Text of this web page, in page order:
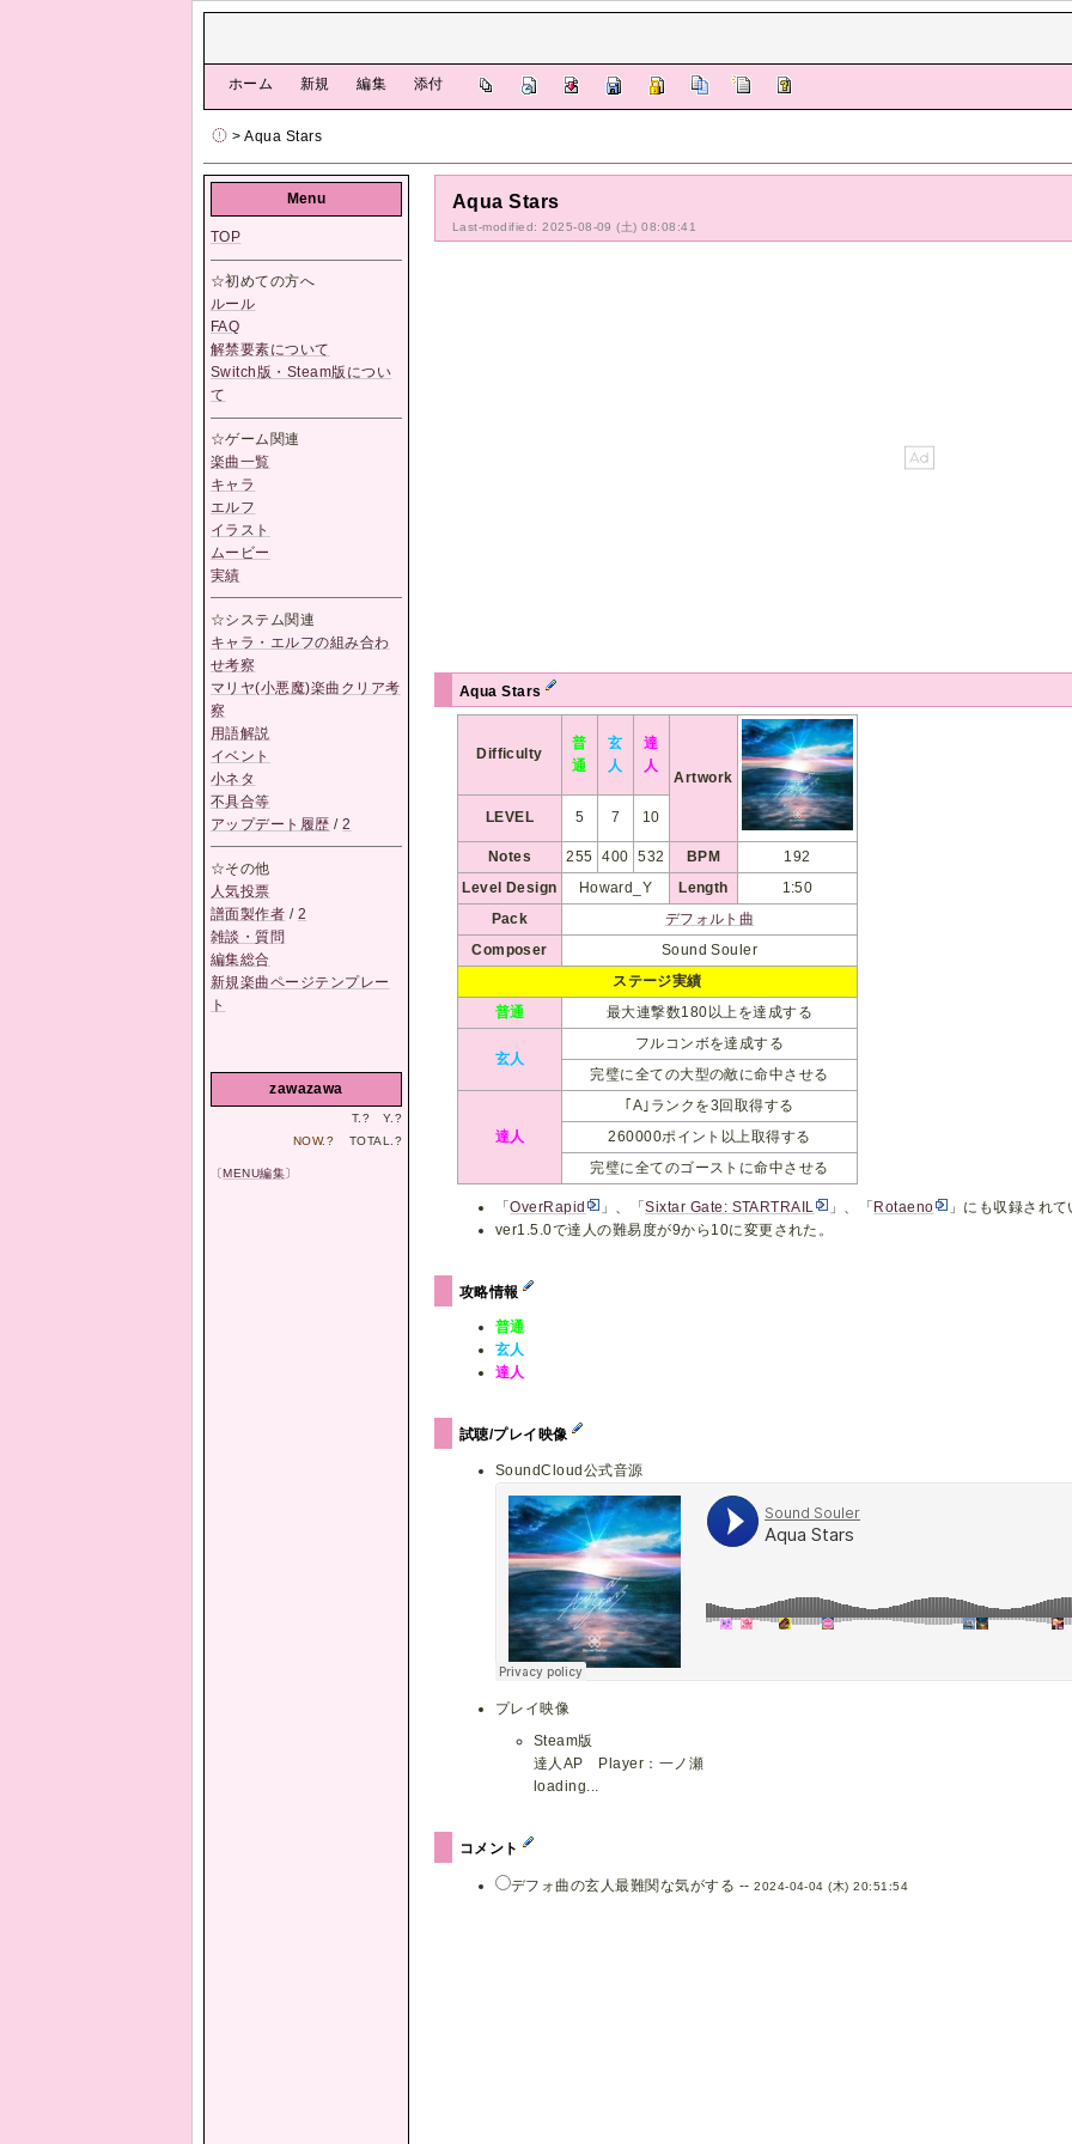
ホーム 新規 編集 添付
> Aqua Stars
Aqua Stars
Last-modified: 2025-08-09 (土) 08:08:41
Aqua Stars
Difficulty
普
通
玄
人
達
人
Artwork
LEVEL 5 7 10
Notes 255 400 532 BPM
192
Level Design
Howard_Y Length
1:50
Pack
デフォルト曲
Composer
Sound Souler
ステージ実績
普通
最大連撃数180以上を達成する
玄人
フルコンボを達成する
完璧に全ての大型の敵に命中させる
達人
｢A｣ランクを3回取得する
260000ポイント以上取得する
完璧に全てのゴーストに命中させる
「OverRapid 」、「Sixtar Gate: STARTRAIL 」、「 Rotaeno
」にも収録され
ver1.5.0で達人の難易度が9から10に変更された。
攻略情報
普通
玄人
達人
試聴/プレイ映像
SoundCloud公式音源
プレイ映像
Steam版
達人AP Player：一ノ瀬
loading...
コメント
デフォ曲の玄人最難関な気がする --2024-04-04 (木) 20:51:54
Menu
TOP
☆初めての方へ
ルール
FAQ
解禁要素について
Switch版・Steam版につい
て
☆ゲーム関連
楽曲一覧
キャラ
エルフ
イラスト
ムービー
実績
☆システム関連
キャラ・エルフの組み合わ
せ考察
マリヤ(小悪魔)楽曲クリア考
察
用語解説
イベント
小ネタ
不具合等
アップデート履歴 /2
☆その他
人気投票
譜面製作者 / 2
雑談・質問
編集総合
新規楽曲ページテンプレー
ト
zawazawa
T. ? Y. ?
NOW.? TOTAL. ?
〔MENU編集〕